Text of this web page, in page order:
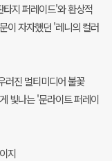
지 퍼레이드'와 환상적
이 자자했던 '레니의 컬러
러진 멀티미디어 불꽃
빛나는 '문라이트 퍼레이
지